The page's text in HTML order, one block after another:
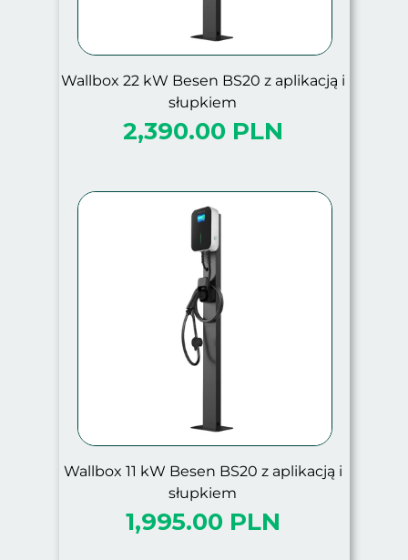
Wallbox 22 kW Besen BS20 z aplikacją i
słupkiem
2,390.00 PLN
Wallbox 11 kW Besen BS20 z aplikacją i
słupkiem
1,995.00 PLN